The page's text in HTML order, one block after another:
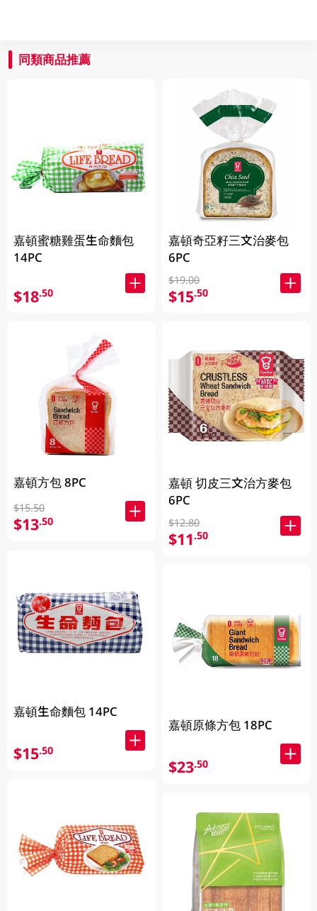
同類商品推薦
嘉頓蜜糖雞蛋生命麵包
14PC
$18.50
嘉頓方包 8PC
$15.50
$13.50
嘉頓生命麵包 14PC
$15.50
嘉頓奇亞籽三文治麥包
6PC
$19.00
$15.50
嘉頓 切皮三文治方麥包
6PC
$12.80
$11.50
嘉頓原條方包 18PC
$23.50